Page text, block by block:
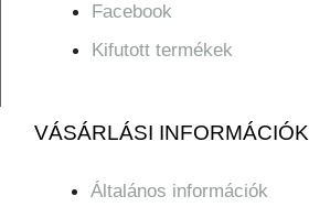
Facebook
Kifutott termékek
VÁSÁRLÁSI INFORMÁCIÓK
Általános információk